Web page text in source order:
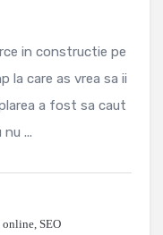
in constructie pe
la care as vrea sa ii
a fost sa caut
...
online, SEO